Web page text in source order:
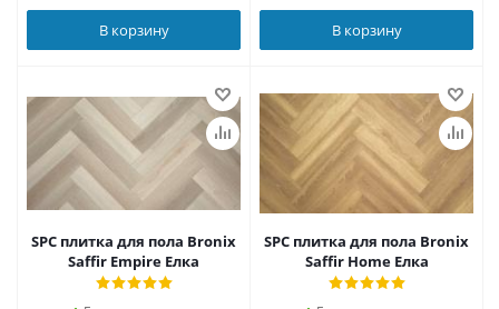
В корзину В корзину
SPC плитка для пола Bronix
Saffir Empire Елка
SPC плитка для пола Bronix
Saffir Home Елка